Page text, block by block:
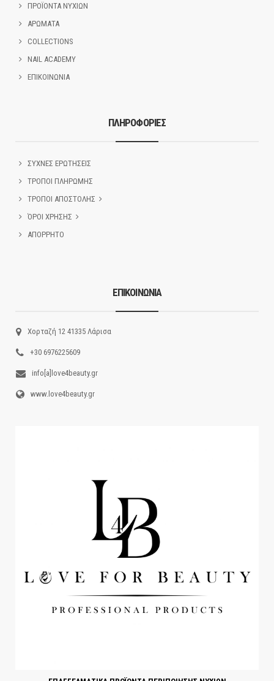
ΠΡΟΪΟΝΤΑ ΝΥΧΙΩΝ
ΑΡΩΜΑΤΑ
COLLECTIONS
NAIL ACADEMY
ΕΠΙΚΟΙΝΩΝΙΑ
ΠΛΗΡΟΦΟΡΙΕΣ
ΣΥΧΝΕΣ ΕΡΩΤΗΣΕΙΣ
ΤΡΟΠΟΙ ΠΛΗΡΩΜΗΣ
ΤΡΟΠΟΙ ΑΠΟΣΤΟΛΗΣ
ΌΡΟΙ ΧΡΗΣΗΣ
ΑΠΟΡΡΗΤΟ
ΕΠΙΚΟΙΝΩΝΙΑ
Χορταζή 12 41335 Λάρισα
+30 6976225609
info[a]love4beauty.gr
www.love4beauty.gr